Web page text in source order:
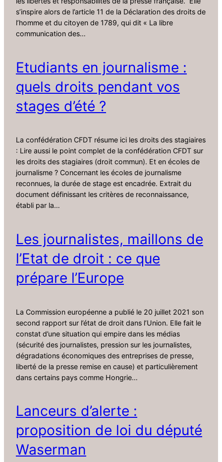
s’inspire alors de l’article 11 de la Déclaration des droits de
l’homme et du citoyen de 1789, qui dit « La libre
communication des…
Etudiants en journalisme :
quels droits pendant vos
stages d’été ?
La confédération CFDT résume ici les droits des stagiaires
: Lire aussi le point complet de la confédération CFDT sur
les droits des stagiaires (droit commun). Et en écoles de
journalisme ? Concernant les écoles de journalisme
reconnues, la durée de stage est encadrée. Extrait du
document définissant les critères de reconnaissance,
établi par la…
Les journalistes, maillons de
l’Etat de droit : ce que
prépare l’Europe
La Commission européenne a publié le 20 juillet 2021 son
second rapport sur l’état de droit dans l’Union. Elle fait le
constat d’une situation qui empire dans les médias
(sécurité des journalistes, pression sur les journalistes,
dégradations économiques des entreprises de presse,
liberté de la presse remise en cause) et particulièrement
dans certains pays comme Hongrie…
Lanceurs d’alerte :
proposition de loi du député
Waserman